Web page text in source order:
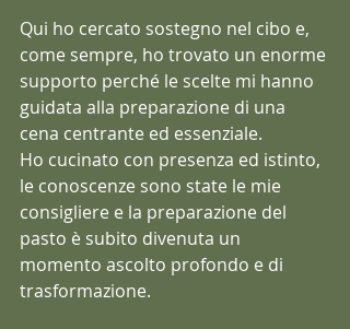
Qui ho cercato sostegno nel cibo e,
come sempre, ho trovato un enorme
supporto perché le scelte mi hanno
guidata alla preparazione di una
cena centrante ed essenziale.
Ho cucinato con presenza ed istinto,
le conoscenze sono state le mie
consigliere e la preparazione del
pasto è subito divenuta un
momento ascolto profondo e di
trasformazione.